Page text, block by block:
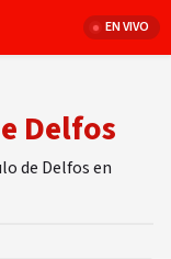
EN VIVO
Delfos
de Delfos en